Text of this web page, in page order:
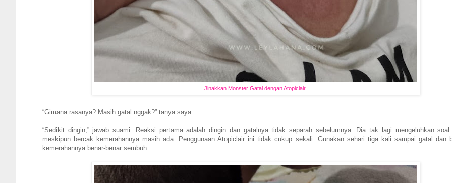
Jinakkan Monster Gatal dengan Atopiclair
“Gimana rasanya? Masih gatal nggak?” tanya saya.
“Sedikit dingin,” jawab suami. Reaksi pertama adalah dingin dan gatalnya tidak separah sebelumnya. Dia tak lagi mengeluhkan soal
meskipun bercak kemerahannya masih ada. Penggunaan Atopiclair ini tidak cukup sekali. Gunakan sehari tiga kali sampai gatal dan
kemerahannya benar-benar sembuh.